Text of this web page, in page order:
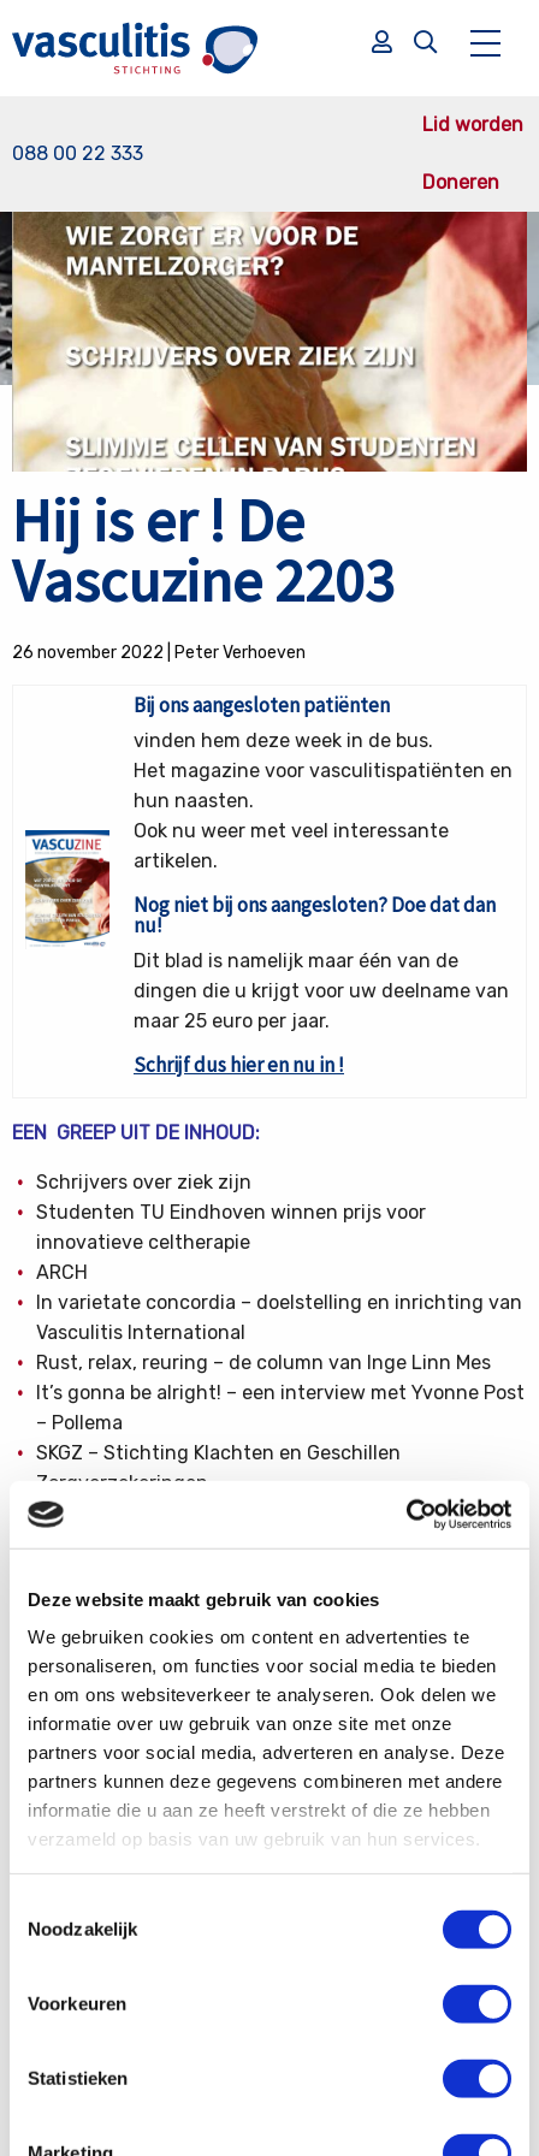
Deze website maakt gebruik van cookies
We gebruiken cookies om content en advertenties te
personaliseren, om functies voor social media te bieden
en om ons websiteverkeer te analyseren. Ook delen we
informatie over uw gebruik van onze site met onze
partners voor social media, adverteren en analyse. Deze
partners kunnen deze gegevens combineren met andere
informatie die u aan ze heeft verstrekt of die ze hebben
verzameld op basis van uw gebruik van hun services.
Noodzakelijk
Voorkeuren
Statistieken
088 00 22 333
Lid worden
Doneren
Zoek
Zoek
Hij is er ! De
Vascuzine 2203
26 november 2022 Peter Verhoeven
Bij ons aangesloten patiënten
vinden hem deze week in de bus.
Het magazine voor vasculitispatiënten en
hun naasten.
Ook nu weer met veel interessante
artikelen.
Nog niet bij ons aangesloten? Doe dat dan
nu!
Dit blad is namelijk maar één van de
dingen die u krijgt voor uw deelname van
maar 25 euro per jaar.
Schrijf dus hier en nu in !
EEN GREEP UIT DE INHOUD:
Schrijvers over ziek zijn
Studenten TU Eindhoven winnen prijs voor
innovatieve celtherapie
ARCH
In varietate concordia – doelstelling en inrichting van
Vasculitis International
Rust, relax, reuring – de column van Inge Linn Mes
It’s gonna be alright! – een interview met Yvonne Post
– Pollema
SKGZ – Stichting Klachten en Geschillen
Zorgverzekeringen
Najaarwebinars
Wie zorgt er voor de mantelzorger?
Suiker uitplassen om de nieren te beschermen
Het DRIMID consortium – werkzaamheid van
medicijnen bij zeldzame ontstekingsziekten
Niemand moet zich alleen voelen – een interview met
Alina Petrelli
Pedmed onderzoekt het geven van steroïden bij
kinderen met Kawasaki